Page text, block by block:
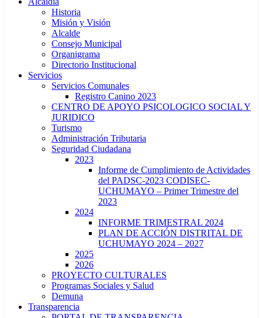
Historia
Misión y Visión
Alcalde
Consejo Municipal
Organigrama
Directorio Institucional
Servicios
Servicios Comunales
Registro Canino 2023
CENTRO DE APOYO PSICOLOGICO SOCIAL Y
JURIDICO
Turismo
Administración Tributaria
Seguridad Ciudadana
2023
Informe de Cumplimiento de Actividades
del PADSC-2023 CODISEC-
UCHUMAYO – Primer Trimestre del
2023
2024
INFORME TRIMESTRAL 2024
PLAN DE ACCIÓN DISTRITAL DE
UCHUMAYO 2024 – 2027
2025
2026
PROYECTO CULTURALES
Programas Sociales y Salud
Demuna
Transparencia